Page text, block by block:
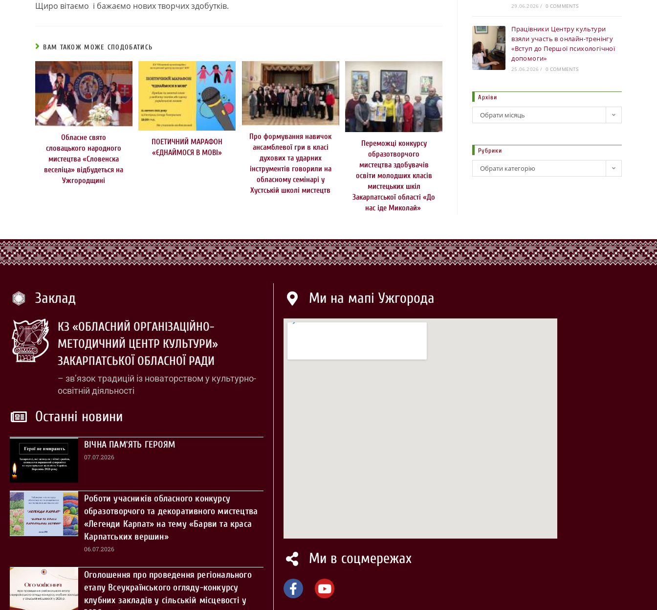
Щиро вітаємо і бажаємо нових творчих здобутків.
ВАМ ТАКОЖ МОЖЕ СПОДОБАТИСЬ
Обласне свято
словацького народного
мистецтва «Словенска
веселіца» відбудеться на
Ужгородщині
ПОЕТИЧНИЙ МАРАФОН
«ЄДНАЙМОСЯ В МОВІ»
Про формування навичок
ансамблевої гри в класі
духових та ударних
інструментів говорили на
обласному семінарі у
Хустській школі мистецтв
Переможці конкурсу
образотворчого
мистецтва здобувачів
освіти молодших класів
мистецьких шкіл
Закарпатської області «До
нас іде Миколай»
29.06.2026 / 0 COMMENTS
Працівники Центру культури
взяли участь в онлайн-тренінгу
«Вступ до Першої психологічної
допомоги»
25.06.2026 / 0 COMMENTS
Архіви
Обрати місяць
Рубрики
Обрати категорію
Заклад
КЗ «ОБЛАСНИЙ ОРГАНІЗАЦІЙНО-
МЕТОДИЧНИЙ ЦЕНТР КУЛЬТУРИ»
ЗАКАРПАТСЬКОЇ ОБЛАСНОЇ РАДИ
– зв’язок традицій із новаторством у культурно-
освітній діяльності
Останні новини
ВІЧНА ПАМ’ЯТЬ ГЕРОЯМ
07.07.2026
Роботи учасників обласного конкурсу
образотворчого та декоративного мистецтва
«Легенди Карпат» на тему «Барви та краса
Карпатських вершин»
06.07.2026
Оголошення про проведення регіонального
етапу Всеукраїнського огляду-конкурсу
клубних закладів у сільській місцевості у
Ми на мапі Ужгорода
Ми в соцмережах